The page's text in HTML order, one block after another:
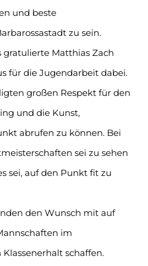
und beste
zu sein.
gratulierte Matthias Zach
für die Jugendarbeit dabei.
großen Respekt für den
und die Kunst,
abrufen zu können. Bei
sei zu sehen
sei, auf den Punkt fit zu
den Wunsch mit auf
im
schaffen.